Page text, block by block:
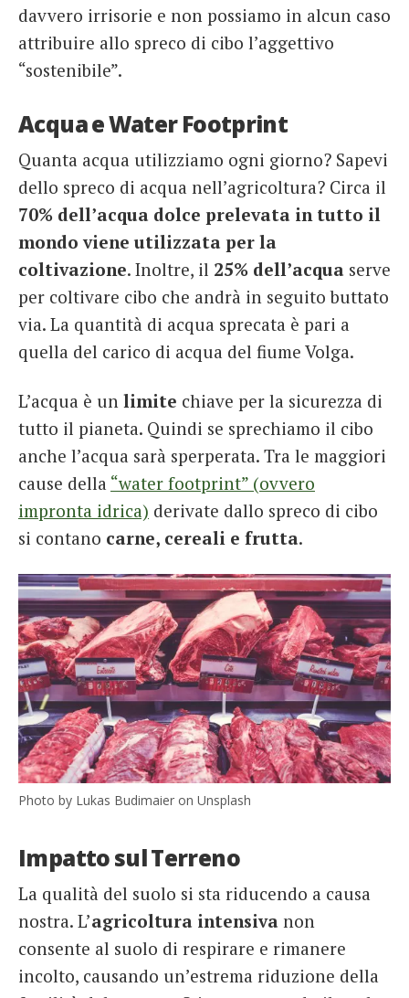
davvero irrisorie e non possiamo in alcun caso
attribuire allo spreco di cibo l’aggettivo
“sostenibile”.
Acqua e Water Footprint
Quanta acqua utilizziamo ogni giorno? Sapevi
dello spreco di acqua nell’agricoltura? Circa il
70% dell’acqua dolce prelevata in tutto il
mondo viene utilizzata per la
coltivazione. Inoltre, il 25% dell’acqua serve
per coltivare cibo che andrà in seguito buttato
via. La quantità di acqua sprecata è pari a
quella del carico di acqua del fiume Volga.
L’acqua è un limite chiave per la sicurezza di
tutto il pianeta. Quindi se sprechiamo il cibo
anche l’acqua sarà sperperata. Tra le maggiori
cause della “water footprint” (ovvero
impronta idrica) derivate dallo spreco di cibo
si contano carne, cereali e frutta.
Photo by Lukas Budimaier on Unsplash
Impatto sul Terreno
La qualità del suolo si sta riducendo a causa
nostra. L’agricoltura intensiva non
consente al suolo di respirare e rimanere
incolto, causando un’estrema riduzione della